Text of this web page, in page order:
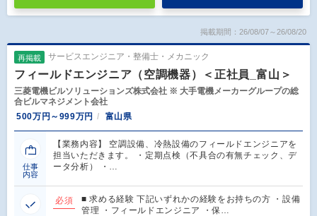
掲載期間：26/08/07～26/08/20
再掲載 サービスエンジニア・整備士・メカニック
フィールドエンジニア（空調機器）＜正社員_富山＞
三菱電機ビルソリューションズ株式会社 ※ 大手電機メーカーグループの総
合ビルマネジメント会社
500万円～999万円
富山県
仕事
内容
【業務内容】 空調設備、冷熱設備のフィールドエンジニアを
担当いただきます。 ・定期点検（不具合の有無チェック、デ
ータ分析） ・…
必須
■ 求める経験 下記いずれかの経験をお持ちの方 ・設備
管理 ・フィールドエンジニア ・保…